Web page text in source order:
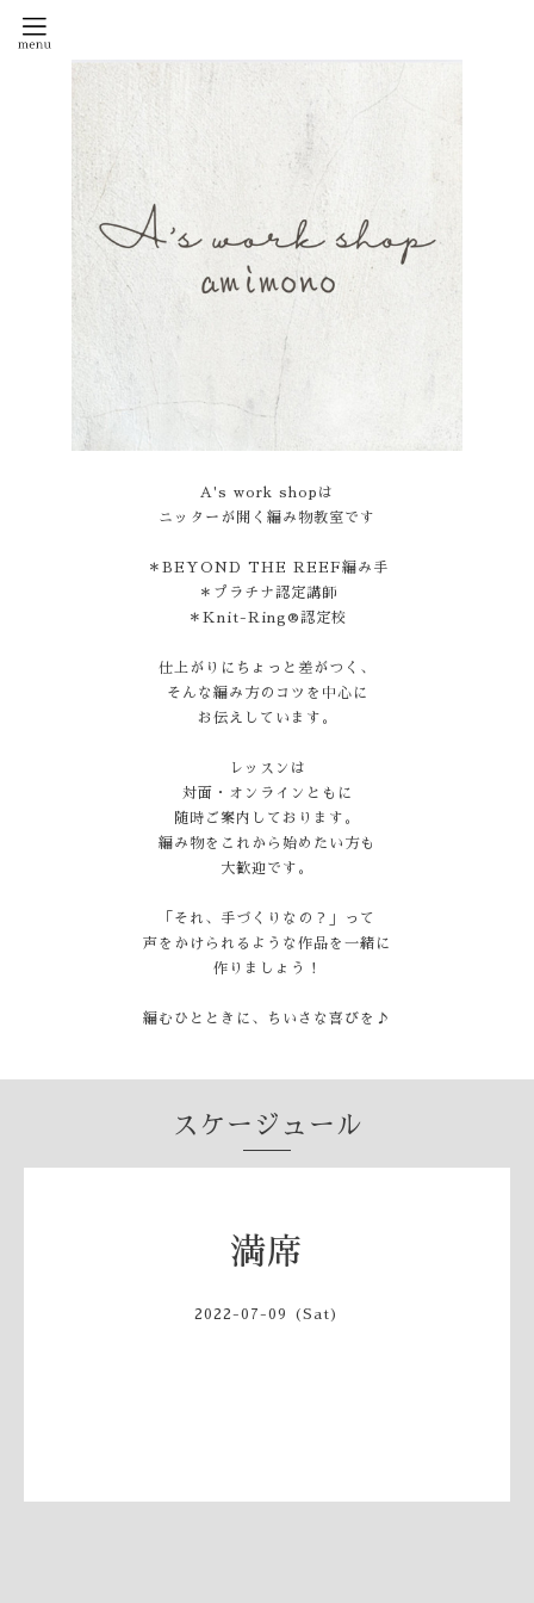
A's work shopは
ニッターが開く編み物教室です
＊BEYOND THE REEF編み手
＊プラチナ認定講師
＊Knit-Ring®認定校
仕上がりにちょっと差がつく、
そんな編み方のコツを中心に
お伝えしています。
レッスンは
対面・オンラインともに
随時ご案内しております。
編み物をこれから始めたい方も
大歓迎です。
「それ、手づくりなの？」って
声をかけられるような作品を一緒に
作りましょう！
編むひとときに、ちいさな喜びを♪
スケージュール
満席
2022-07-09 (Sat)